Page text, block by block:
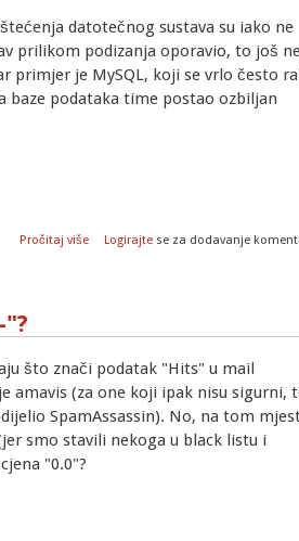
datotečnog sustava su iako ne
prilikom podizanja oporavio, to još
primjer je MySQL, koji se vrlo često
baze podataka time postao ozbiljan
Pročitaj više o Popravak oštećene MySQL baze
Logirajte se za dodavanje
što znači podatak "Hits" u mail
amavis (za one koji ipak nisu sigurni,
SpamAssassin). No, na tom
smo stavili nekoga u black listu i
"0.0"?